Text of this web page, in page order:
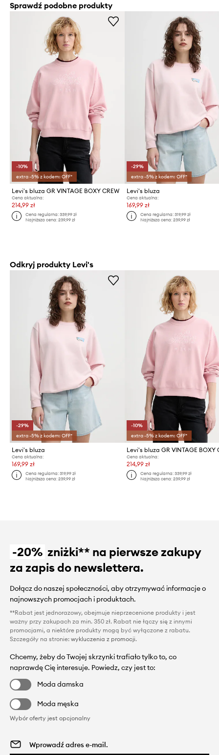
Sprawdź podobne produkty
-10%
extra -5% z kodem: OFF*
Levi's bluza GR VINTAGE BOXY CREW
Cena aktualna:
214,99 zł
Cena regularna:339,99 zł
Najniższa cena:239,99 zł
-29%
extra -5% z kodem: OFF*
Levi's bluza
Cena aktualna:
169,99 zł
Cena regularna: 319,99 zł
Najniższa cena: 239,99 zł
Odkryj produkty Levi's
-29%
extra -5% z kodem: OFF*
Levi's bluza
Cena aktualna:
169,99 zł
Cena regularna:319,99 zł
Najniższa cena:239,99 zł
-10%
extra -5% z kodem: OFF*
Levi's bluza GR VINTAGE BOXY
Cena aktualna:
214,99 zł
Cena regularna: 339,99 zł
Najniższa cena: 239,99 zł
-20% zniżki** na pierwsze zakupy
za zapis do newslettera.
Dołącz do naszej społeczności, aby otrzymywać informacje o
najnowszych promocjach i produktach.
**Rabat jest jednorazowy, obejmuje nieprzecenione produkty i jest
ważny przy zakupach za min. 350 zł. Rabat nie łączy się z innymi
promocjami, a niektóre produkty mogą być wyłączone z rabatu.
Szczegóły na stronie: wykluczenia z promocji.
Chcemy, żeby do Twojej skrzynki trafiało tylko to, co
naprawdę Cię interesuje. Powiedz, czy jest to:
Moda damska
Moda męska
Wybór oferty jest opcjonalny